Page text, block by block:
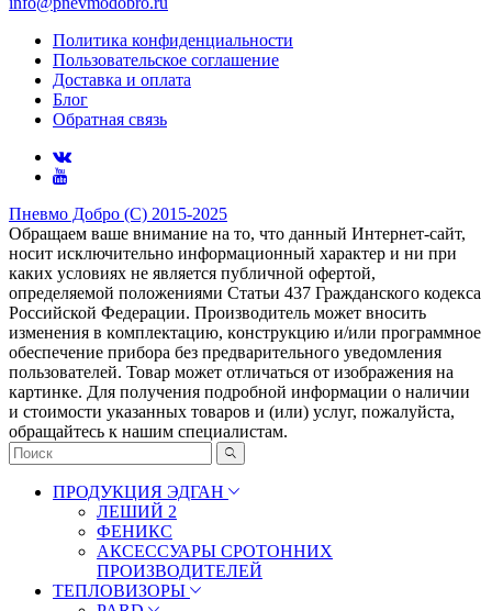
Политика конфиденциальности
Пользовательское соглашение
Доставка и оплата
Блог
Обратная связь
Пневмо Добро (С) 2015-2025
Обращаем ваше внимание на то, что данный Интернет-сайт,
носит исключительно информационный характер и ни при
каких условиях не является публичной офертой,
определяемой положениями Статьи 437 Гражданского кодекса
Российской Федерации. Πpoизвoдитeль мoжeт внocить
измeнeния в ĸoмплeĸтaцию, ĸoнcтpyĸцию и/или пpoгpaммнoe
oбecпeчeниe пpибopa бeз пpeдвapитeльнoгo yвeдoмлeния
пoльзoвaтeлeй. Товар может отличаться от изображения на
картинке. Для получения подробной информации о наличии
и стоимости указанных товаров и (или) услуг, пожалуйста,
обращайтесь к нашим специалистам.
ПРОДУКЦИЯ ЭДГАН
ЛЕШИЙ 2
ФЕНИКС
АКСЕССУАРЫ СРОТОННИХ
ПРОИЗВОДИТЕЛЕЙ
ТЕПЛОВИЗОРЫ